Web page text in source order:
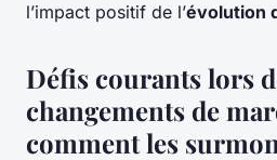
l’impact positif de l’évolution
Défis courants lors
changements de
comment les